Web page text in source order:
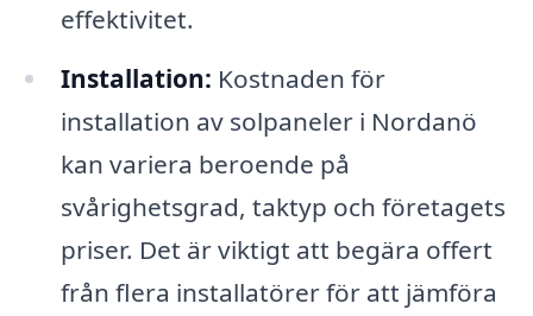
effektivitet.
Installation: Kostnaden för
installation av solpaneler i Nordanö
kan variera beroende på
svårighetsgrad, taktyp och företagets
priser. Det är viktigt att begära offert
från flera installatörer för att jämföra